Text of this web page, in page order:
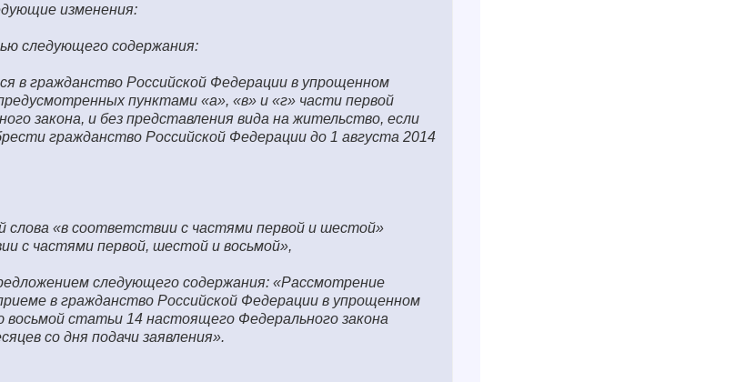
изменения:
следующего содержания:
в гражданство Российской Федерации в упрощенном
пунктами «а», «в» и «г» части первой
закона, и без представления вида на жительство, если
гражданство Российской Федерации до 1 августа 2014
слова «в соответствии с частями первой и шестой»
с частями первой, шестой и восьмой»,
следующего содержания: «Рассмотрение
в гражданство Российской Федерации в упрощенном
статьи 14 настоящего Федерального закона
со дня подачи заявления».